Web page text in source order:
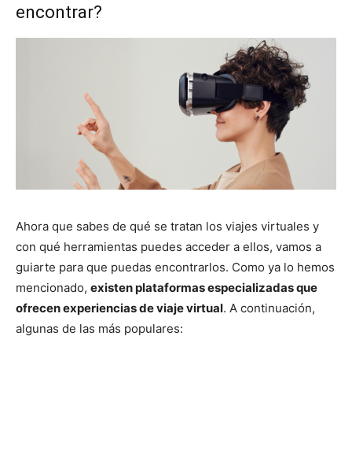
encontrar?
Ahora que sabes de qué se tratan los viajes virtuales y
con qué herramientas puedes acceder a ellos, vamos a
guiarte para que puedas encontrarlos. Como ya lo hemos
mencionado, existen plataformas especializadas que
ofrecen experiencias de viaje virtual. A continuación,
algunas de las más populares: